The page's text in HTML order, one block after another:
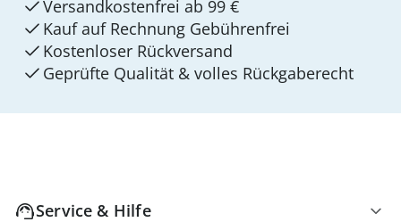
Versandkostenfrei ab 99 €
Kauf auf Rechnung Gebührenfrei
Kostenloser Rückversand
Geprüfte Qualität & volles Rückgaberecht
Service & Hilfe